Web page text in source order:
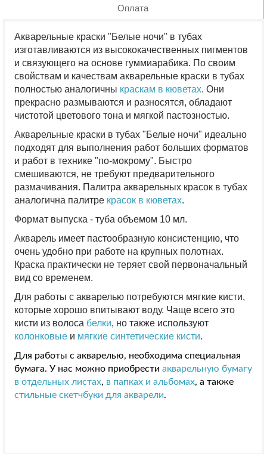
Оплата
Акварельные краски "Белые ночи" в тубах
изготавливаются из высококачественных пигментов
и связующего на основе гуммиарабика. По своим
свойствам и качествам акварельные краски в тубах
полностью аналогичны краскам в кюветах. Они
прекрасно размываются и разносятся, обладают
чистотой цветового тона и мягкой пастозностью.
Акварельные краски в тубах "Белые ночи" идеально
подходят для выполнения работ больших форматов
и работ в технике "по-мокрому". Быстро
смешиваются, не требуют предварительного
размачивания. Палитра акварельных красок в тубах
аналогична палитре красок в кюветах.
Формат выпуска - туба объемом 10 мл.
Акварель имеет пастообразную консистенцию, что
очень удобно при работе на крупных полотнах.
Краска практически не теряет свой первоначальный
вид со временем.
Для работы с акварелью потребуются мягкие кисти,
которые хорошо впитывают воду. Чаще всего это
кисти из волоса белки, но также используют
колонковые и мягкие синтетические кисти.
Для работы с акварелью, необходима специальная
бумага. У нас можно приобрести акварельную бумагу
в отдельных листах, в папках и альбомах, а также
стильные скетчбуки для акварели.